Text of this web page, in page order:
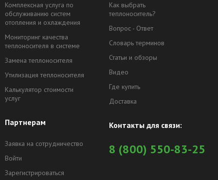
Комплексная услуга по
обслуживанию систем
отопления и охлаждения
Мониторинг качества
теплоносителя в системе
Замена теплоносителя
Утилизация теплоносителя
Калькулятор стоимости
услуг
Партнерам
Заявка на сотрудничество
Войти
Зарегистрироваться
Как выбрать
теплоноситель?
Вопрос - Ответ
Словарь терминов
Статьи и обзоры
Видео
Где купить
Доставка
Контакты для связи:
8 (800) 550-83-25